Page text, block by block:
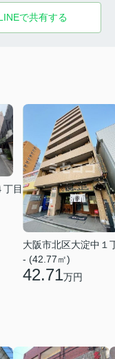
で共有する
目
大阪市北区大淀中１
- (42.77㎡)
42.71万円